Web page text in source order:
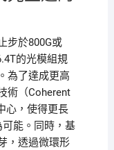
步於800G或
的光模組規
為了達成更高
術（Coherent
心，使得更長
能。同時，基
，透過微環形